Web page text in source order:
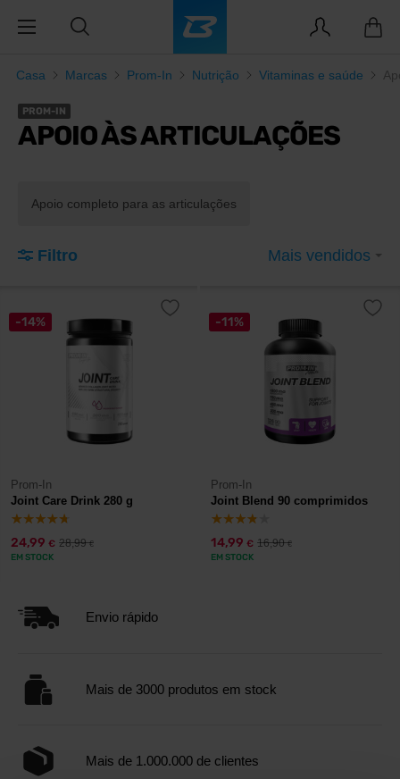
Casa Marcas Prom-In Nutrição Vitaminas e saúde
PROM-IN
APOIO ÀS ARTICULAÇÕES
Apoio completo para as articulações
Filtro Mais vendidos
-14%
Prom-In
Joint Care Drink 280 g
24,99 € 28,99€
EM STOCK
-11%
Prom-In
Joint Blend 90 comprimidos
14,99 € 16,90€
EM STOCK
Envio rápido
Mais de 3000 produtos em stock
Mais de 1.000.000 de clientes